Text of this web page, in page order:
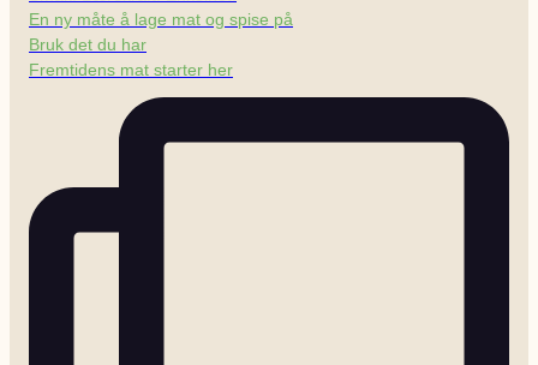
En ny måte å lage mat og spise på
Bruk det du har
Fremtidens mat starter her